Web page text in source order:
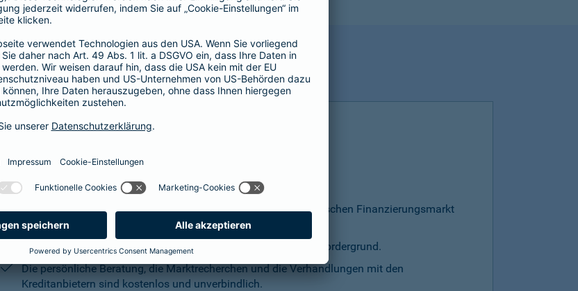
Vorteile der Barmenia-HYP
Barmenia-HYP ist ungebunden.
Barmenia-HYP kann durch den Zugriff auf den gesamten deutschen Finanzierungsmarkt
flexibel auf Ihre Wünsche reagieren.
Die Machbarkeit der Finanzierung zum besten Preis steht im Vordergrund.
Die persönliche Beratung, die Marktrecherchen und die Verhandlungen mit den
Kreditanbietern sind kostenlos und unverbindlich.